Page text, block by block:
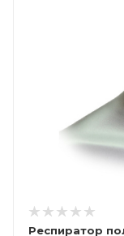
Респиратор